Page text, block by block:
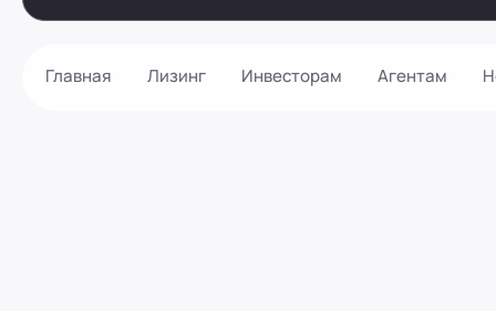
Главная Лизинг Инвесторам Агентам